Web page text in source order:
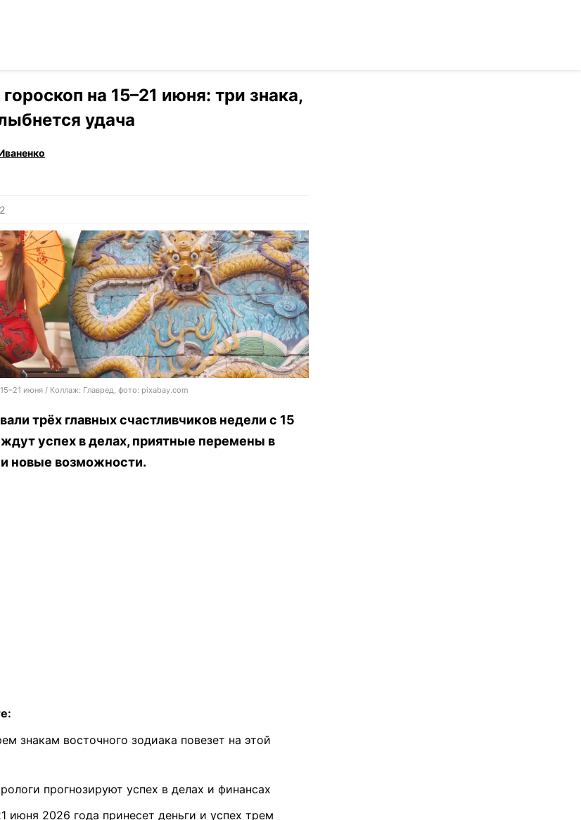
на 15–21 июня: три знака,
удача
июня / Коллаж: Главред, фото: pixabay.com
трёх главных счастливчиков недели с 15
успех в делах, приятные перемены в
новые возможности.
знакам восточного зодиака повезет на этой
прогнозируют успех в делах и финансах
июня 2026 года принесет деньги и успех трем